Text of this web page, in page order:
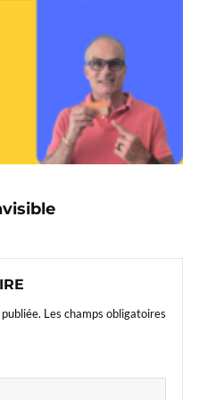
Les champs obligatoires